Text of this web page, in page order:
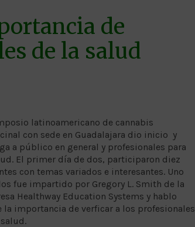
de
de la salud
latinoamericano de cannabis
con sede en Guadalajara dio inicio y
a público en general y profesionales para
El primer día de dos, participaron diez
con temas variados e interesantes. Uno
fue impartido por Gregory L. Smith de la
Healthway Education Systems y hablo
la importancia de verficar a los profesionales